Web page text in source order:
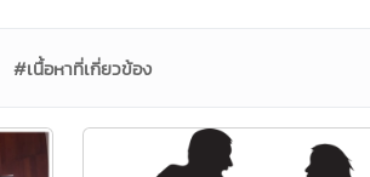
#เนื้อหาที่เกี่ยวข้อง